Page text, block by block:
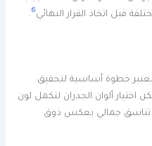
قبل اتخاذ القرار النهائي6
.
يعتبر خطوة أساسية لتحقيق
ألوان الجدران لتكمل لون
تناسق جمالي يعكس ذوق